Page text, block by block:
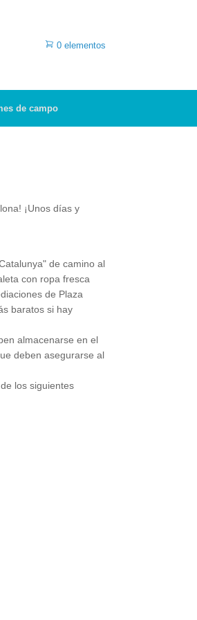
0 elementos
de campo
¡Unos días y
de camino al
con ropa fresca
de Plaza
baratos si hay
almacenarse en el
deben asegurarse al
los siguientes